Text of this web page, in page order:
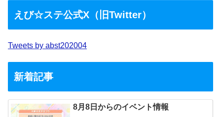
えび☆ステ公式X（旧Twitter）
Tweets by abst202004
新着記事
8月8日からのイベント情報